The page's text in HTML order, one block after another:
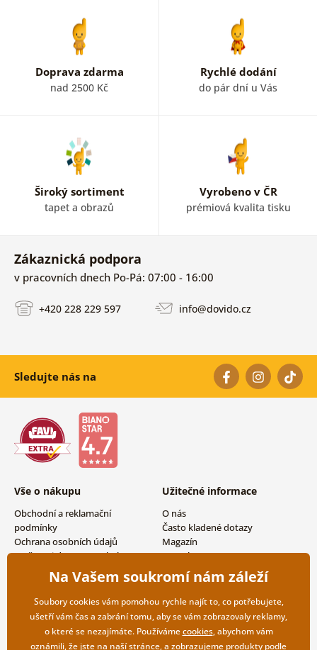
Doprava zdarma
nad 2500 Kč
Rychlé dodání
do pár dní u Vás
Široký sortiment
tapet a obrazů
Vyrobeno v ČR
prémiová kvalita tisku
Zákaznická podpora
v pracovních dnech Po-Pá: 07:00 - 16:00
+420 228 229 597 info@dovido.cz
Sledujte nás na
Vše o nákupu
Obchodní a reklamační
podmínky
Ochrana osobních údajů
Možnosti dopravy a platby
Vrácení zboží
Užitečné informace
O nás
Často kladené dotazy
Magazín
Kontakty
Velkoobchodní spolupráce
Na Vašem soukromí nám záleží
Soubory cookies vám pomohou rychle najít to, co potřebujete,
ušetří vám čas a zabrání tomu, aby se vám zobrazovaly reklamy,
o které se nezajímáte. Používámecookies, abychom vám
oznámili, že jste na naší stránce, a zobrazujeme produkty podle